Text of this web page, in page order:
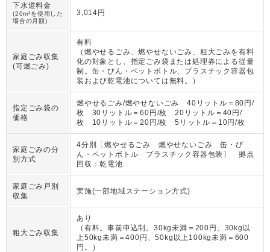
下水道料金
(20m³を使用した
場合の月額)
3,014円
家庭ごみ収集
(可燃ごみ)
有料
（ 燃やせるごみ、燃やせないごみ、粗大ごみを有料
化の対象とし、指定ごみ袋または処理券による従量
制。缶・びん・ペットボトル、プラスチック容器包
装および乾電池については無料。
）
指定ごみ袋の
価格
燃やせるごみ/燃やせないごみ 40リットル＝80円/
枚 30リットル＝60円/枚 20リットル＝40円/
枚 10リットル＝20円/枚 5リットル＝10円/枚
家庭ごみの分
別方式
4分別〔燃やせるごみ 燃やせないごみ 缶・び
ん・ペットボトル プラスチック容器包装〕 拠点
回収：乾電池
家庭ごみ戸別
収集
実施(一部地域ステーション方式)
粗大ごみ収集
あり
（ 有料。事前申込制。30kg未満＝200円、30kg以
上50kg未満＝400円、50kg以上100kg未満＝600
円。
）